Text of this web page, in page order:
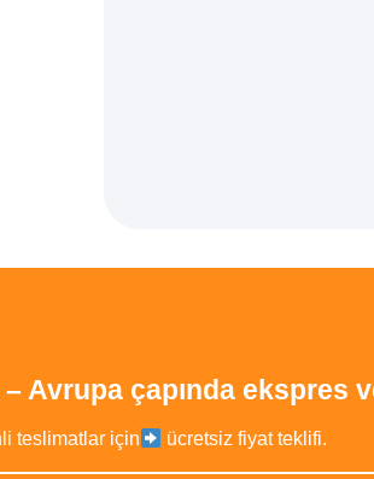
– Avrupa çapında ekspres
teslimatlar için ücretsiz fiyat teklifi.